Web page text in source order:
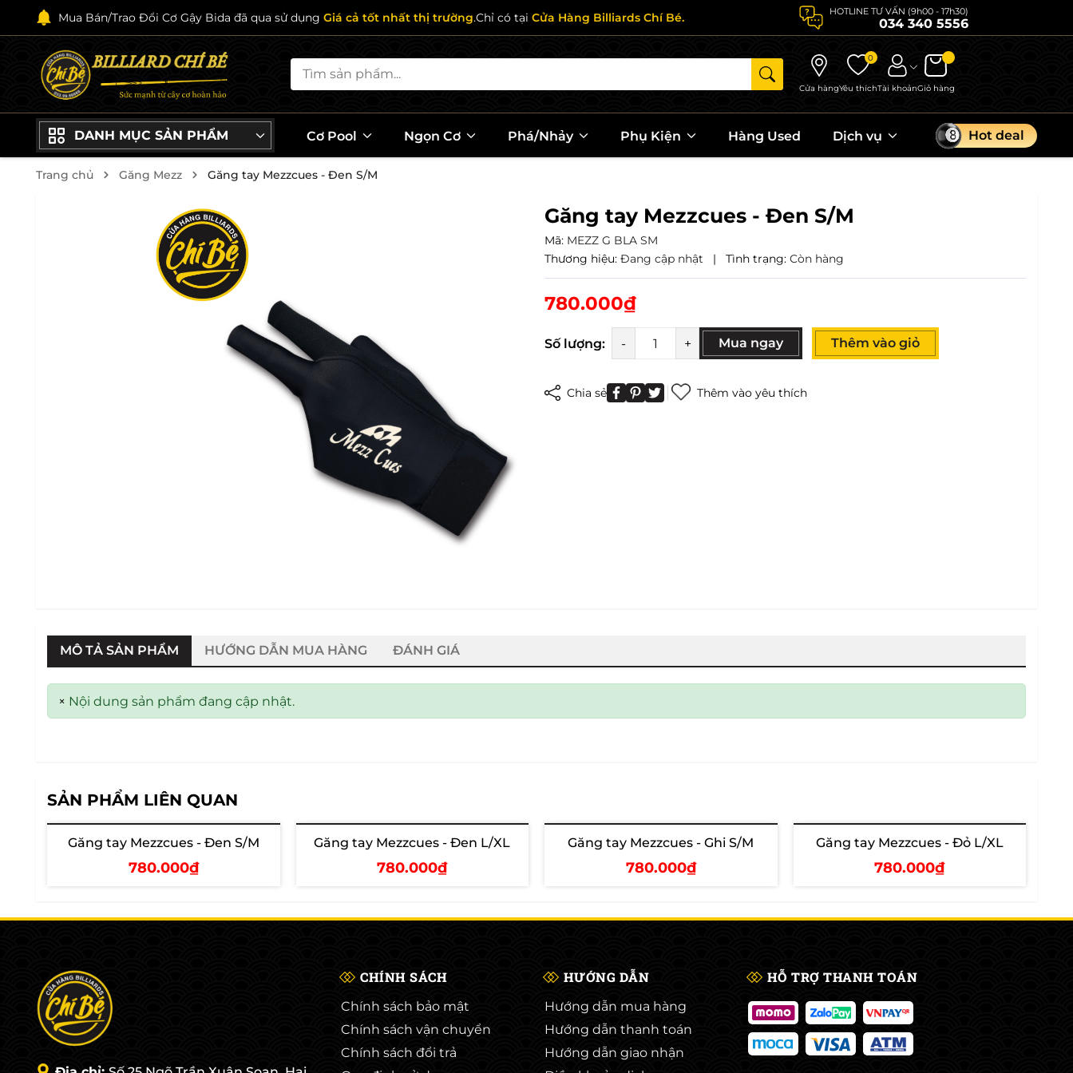
Mua Bán/Trao Đổi Cơ Gậy Bida đã qua sử dụng Giá cả tốt nhất thị trường.Chỉ có tại Cửa Hàng Billiards Chí Bé. HOTLINE TƯ VẤN (9h00 - 17h30)
034 340 5556
Cửa hàng
0
Yêu thíchTài khoảnGiỏ hàng
DANH MỤC SẢN PHẨM Cơ Pool Ngọn Cơ Phá/Nhảy Phụ Kiện Hàng Used Dịch vụ Hot deal
Trang chủ Găng Mezz Găng tay Mezzcues - Đen S/M
Găng tay Mezzcues - Đen S/M
Mã: MEZZ G BLA SM
Thương hiệu: Đang cập nhật | Tình trạng: Còn hàng
780.000₫
Số lượng: - + Mua ngay Thêm vào giỏ
Chia sẻ Thêm vào yêu thích
MÔ TẢ SẢN PHẨM HƯỚNG DẪN MUA HÀNG ĐÁNH GIÁ
× Nội dung sản phẩm đang cập nhật.
SẢN PHẨM LIÊN QUAN
Găng tay Mezzcues - Đen S/M
780.000₫
Hết hàng
Găng tay Mezzcues - Đen L/XL
780.000₫
Găng tay Mezzcues - Ghi S/M
780.000₫
Hết hàng
Găng tay Mezzcues - Đỏ L/XL
780.000₫
CHÍNH SÁCH
Chính sách bảo mật
Chính sách vận chuyển
Chính sách đổi trả
HƯỚNG DẪN
Hướng dẫn mua hàng
Hướng dẫn thanh toán
Hướng dẫn giao nhận
HỖ TRỢ THANH TOÁN